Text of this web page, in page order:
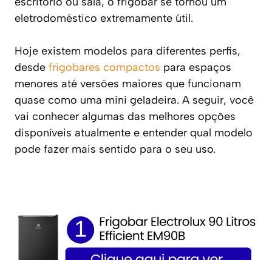
eletrodoméstico extremamente útil.
Hoje existem modelos para diferentes perfis,
desde frigobares compactos para espaços
menores até versões maiores que funcionam
quase como uma mini geladeira. A seguir, você
vai conhecer algumas das melhores opções
disponíveis atualmente e entender qual modelo
pode fazer mais sentido para o seu uso.